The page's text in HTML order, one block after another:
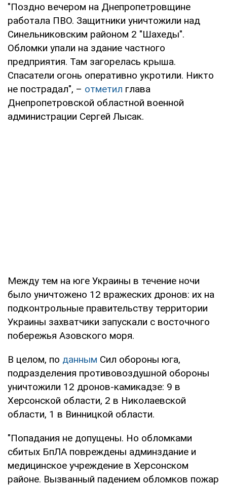
"Поздно вечером на Днепропетровщине
работала ПВО. Защитники уничтожили над
Синельниковским районом 2 "Шахеды".
Обломки упали на здание частного
предприятия. Там загорелась крыша.
Спасатели огонь оперативно укротили. Никто
не пострадал", – отметил глава
Днепропетровской областной военной
администрации Сергей Лысак.
Между тем на юге Украины в течение ночи
было уничтожено 12 вражеских дронов: их на
подконтрольные правительству территории
Украины захватчики запускали с восточного
побережья Азовского моря.
В целом, по данным Сил обороны юга,
подразделения противовоздушной обороны
уничтожили 12 дронов-камикадзе: 9 в
Херсонской области, 2 в Николаевской
области, 1 в Винницкой области.
"Попадания не допущены. Но обломками
сбитых БпЛА повреждены админздание и
медицинское учреждение в Херсонском
районе. Вызванный падением обломков пожар